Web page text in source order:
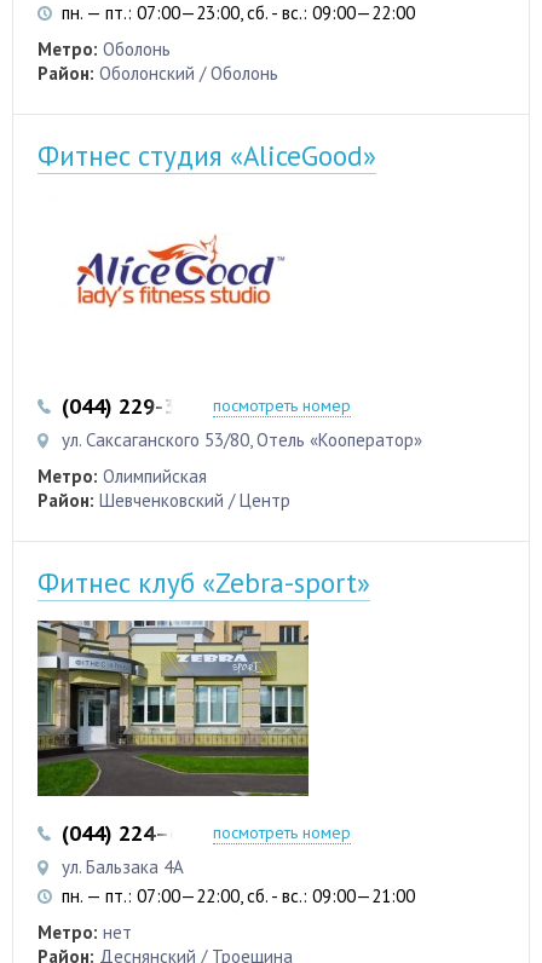
пн. — пт.: 07:00—23:00, сб. - вс.: 09:00—22:00
Метро: Оболонь
Район: Оболонский / Оболонь
Фитнес студия «AliceGood»
(044) 229-38-58 (095) 701-70-97
посмотреть номер
ул. Саксаганского 53/80, Отель «Кооператор»
Метро: Олимпийская
Район: Шевченковский / Центр
Фитнес клуб «Zebra-sport»
(044) 224–63-07посмотреть номер
ул. Бальзака 4А
пн. — пт.: 07:00—22:00, сб. - вс.: 09:00—21:00
Метро: нет
Район: Деснянский / Троещина